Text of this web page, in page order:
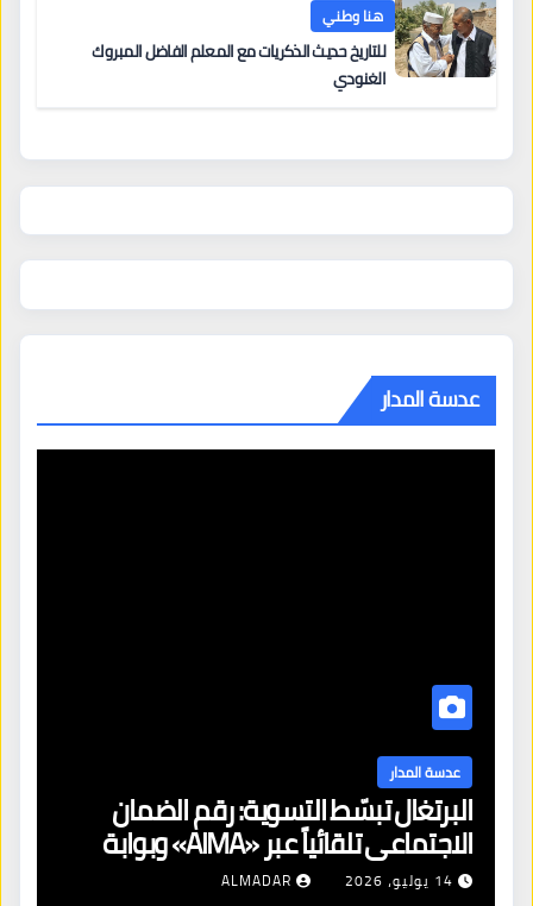
هنا وطني
للتاريخ حديث الذكريات مع المعلم الفاضل المبروك
الغنودي
عدسة المدار
عدسة المدار
البرتغال تبسّط التسوية: رقم الضمان
الاجتماعي تلقائياً عبر «AIMA» وبوابة
جديدة لتجديد الإقامات
14 يوليو، 2026 ALMADAR